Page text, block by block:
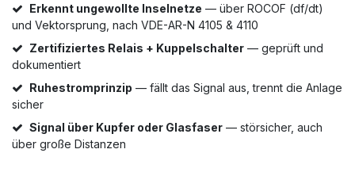
Erkennt ungewollte Inselnetze — über ROCOF (df/dt)
und Vektorsprung, nach VDE-AR-N 4105 & 4110
Zertifiziertes Relais + Kuppelschalter — geprüft und
dokumentiert
Ruhestromprinzip — fällt das Signal aus, trennt die Anlage
sicher
Signal über Kupfer oder Glasfaser — störsicher, auch
über große Distanzen